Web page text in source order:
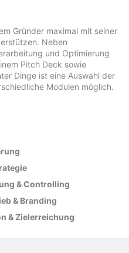
Gründer maximal mit seiner
Neben
und Optimierung
Pitch Deck sowie
Dinge ist eine Auswahl der
Modulen möglich.
& Controlling
& Branding
& Zielerreichung